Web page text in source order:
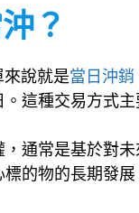
？
說就是當日沖銷
這種交易方式
通常是基於對
的物的長期發